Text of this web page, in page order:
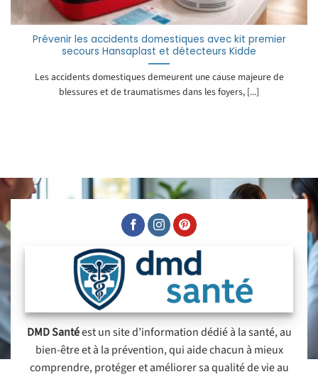
Prévenir les accidents domestiques avec kit premier
secours Hansaplast et détecteurs Kidde
Les accidents domestiques demeurent une cause majeure de
blessures et de traumatismes dans les foyers, [...]
DMD Santéest un site d’information dédié à la santé, au
bien-être et à la prévention, qui aide chacun à mieux
comprendre, protéger et améliorer sa qualité de vie au